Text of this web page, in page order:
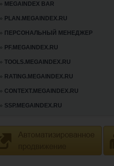
MEGAINDEX BAR
PLAN.MEGAINDEX.RU
ПЕРСОНАЛЬНЫЙ МЕНЕДЖЕР
PF.MEGAINDEX.RU
TOOLS.MEGAINDEX.RU
RATING.MEGAINDEX.RU
CONTEXT.MEGAINDEX.RU
SSP.MEGAINDEX.RU